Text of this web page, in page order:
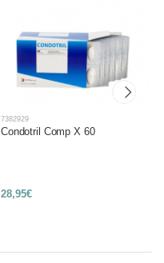
7382929
Condotril Comp X 60
28,95€